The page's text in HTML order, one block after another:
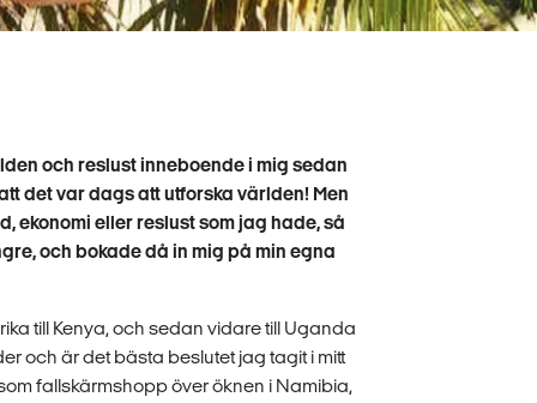
och reslust inneboende i mig sedan
det var dags att utforska världen! Men
ekonomi eller reslust som jag hade, så
och bokade då in mig på min egna
till Kenya, och sedan vidare till Uganda
och är det bästa beslutet jag tagit i mitt
fallskärmshopp över öknen i Namibia,